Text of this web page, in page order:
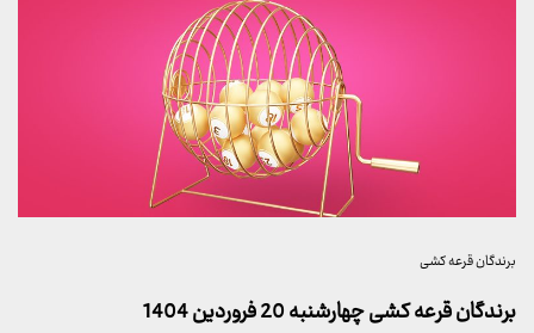
برندگان قرعه کشی
برندگان قرعه کشی چهارشنبه 20 فروردین 1404